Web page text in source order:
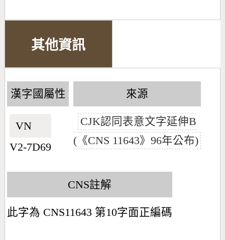
其他資訊
漢字國屬性
VN🇻🇳
V2-7D69
來源
CJK認同表意文字延伸B
(《CNS 11643》96年公布)
CNS註解
此字為 CNS11643 第10字面正編碼